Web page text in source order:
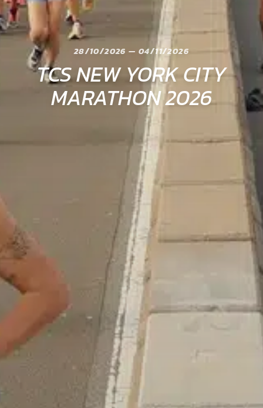
28/10/2026 — 04/11/2026
TCS NEW YORK CITY
MARATHON 2026